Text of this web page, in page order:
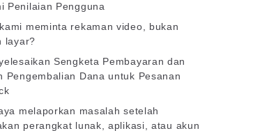
Penilaian Pengguna
meminta rekaman video, bukan
layar?
Sengketa Pembayaran dan
Pengembalian Dana untuk Pesanan
melaporkan masalah setelah
perangkat lunak, aplikasi, atau akun